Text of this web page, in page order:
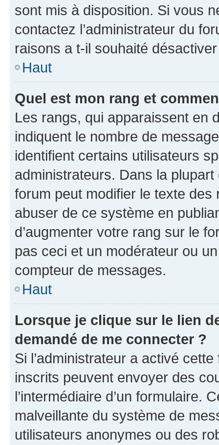
sont mis à disposition. Si vous
contactez l’administrateur du
raisons a t-il souhaité
Haut
Quel est mon rang et
Les rangs, qui apparaissent en
indiquent le nombre de
identifient certains utilisateurs
administrateurs. Dans la
forum peut modifier le texte
abuser de ce système en
d’augmenter votre rang sur le
pas ceci et un modérateur ou
compteur de messages.
Haut
Lorsque je clique sur le lien
demandé de me connecter ?
Si l’administrateur a activé
inscrits peuvent envoyer des
l’intermédiaire d’un formulaire.
malveillante du système de
utilisateurs anonymes ou des